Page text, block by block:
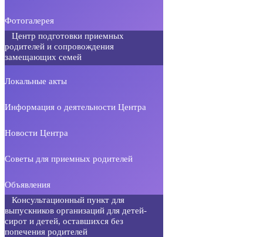
Фотогалерея
Центр подготовки приемных
родителей и сопровождения
замещающих семей
Локальные акты
Информация о деятельности Центра
Новости Центра
Советы для приемных родителей
Объявления
Консультационный пункт для
выпускников организаций для детей-
сирот и детей, оставшихся без
попечения родителей